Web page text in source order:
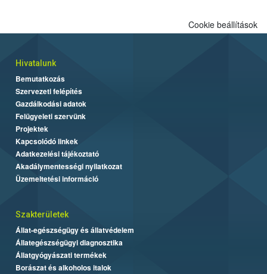
Cookie beállítások
Hivatalunk
Bemutatkozás
Szervezeti felépítés
Gazdálkodási adatok
Felügyeleti szervünk
Projektek
Kapcsolódó linkek
Adatkezelési tájékoztató
Akadálymentességi nyilatkozat
Üzemeltetési információ
Szakterületek
Állat-egészségügy és állatvédelem
Állategészségügyi diagnosztika
Állatgyógyászati termékek
Borászat és alkoholos italok